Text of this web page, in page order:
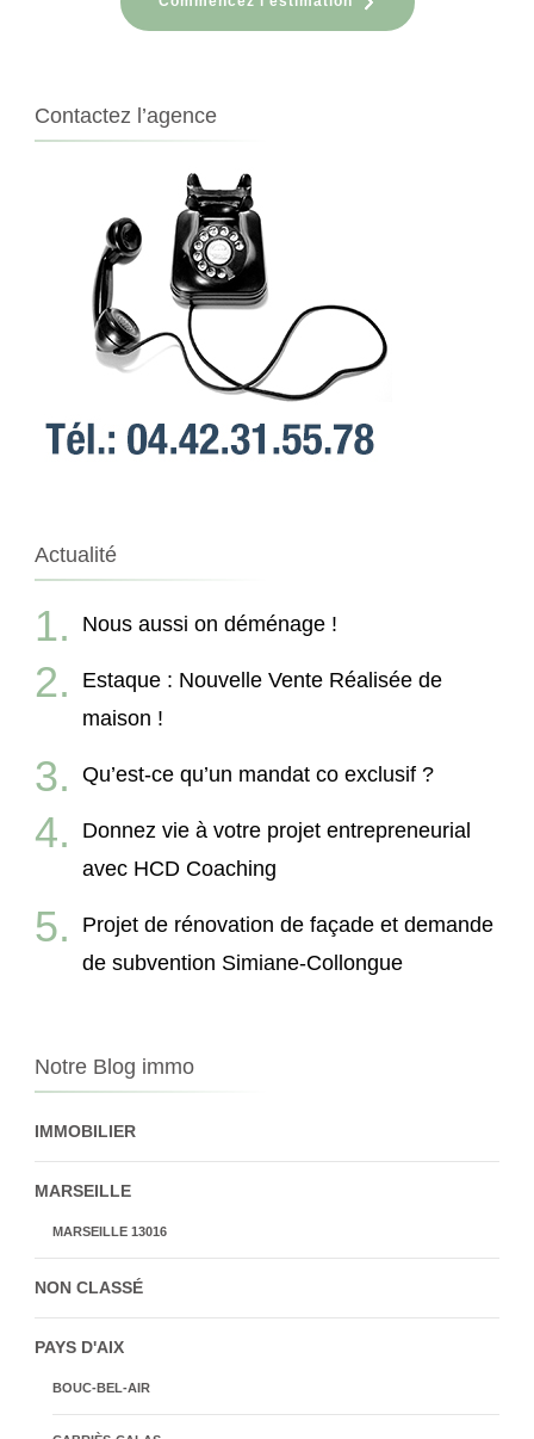
Contactez l’agence
Actualité
Nous aussi on déménage !
Estaque : Nouvelle Vente Réalisée de
maison !
Qu’est-ce qu’un mandat co exclusif ?
Donnez vie à votre projet entrepreneurial
avec HCD Coaching
Projet de rénovation de façade et demande
de subvention Simiane-Collongue
Notre Blog immo
IMMOBILIER
MARSEILLE
MARSEILLE 13016
NON CLASSÉ
PAYS D'AIX
BOUC-BEL-AIR